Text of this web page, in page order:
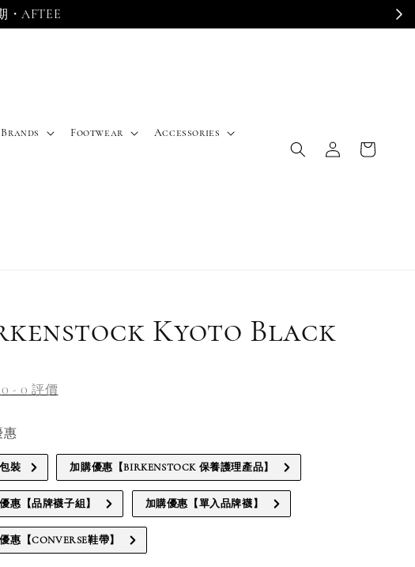
・AFTEE
Brands Footwear Accessories
Kyoto Black
0 -0 評價
惠
裝 加購優惠【BIRKENSTOCK 保養護理產品】
惠【品牌襪子組】 加購優惠【單入品牌襪】
惠【CONVERSE鞋帶】